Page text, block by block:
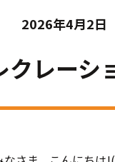
2026年4月2日
クレー